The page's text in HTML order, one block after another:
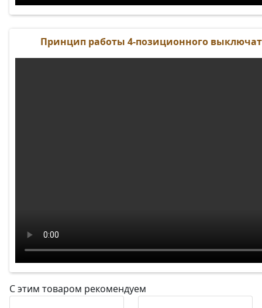
Принцип работы 4-позиционного
С этим товаром рекомендуем